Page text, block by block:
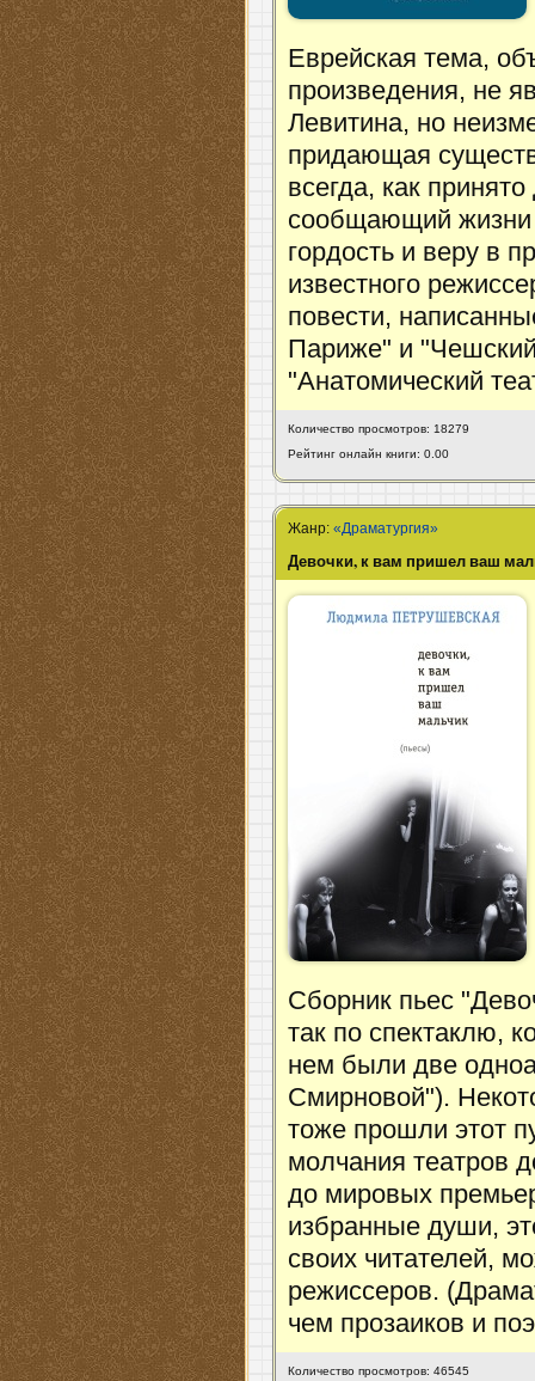
Еврейская тема,
произведения, не
Левитина, но
придающая
всегда, как
сообщающий жизни
гордость и веру в
известного
повести,
Париже" и "Чешский
"Анатомический
Количество просмотров: 18279
Рейтинг онлайн книги: 0.00
Жанр:«Драматургия»
Девочки, к вам пришел ваш
Сборник пьес
так по спектаклю,
нем были две
Смирновой").
тоже прошли этот
молчания театров
до мировых
избранные души,
своих читателей,
режиссеров.
чем прозаиков и
Количество просмотров: 46545